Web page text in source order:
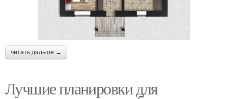
читать дальше →
Лучшие планировки для